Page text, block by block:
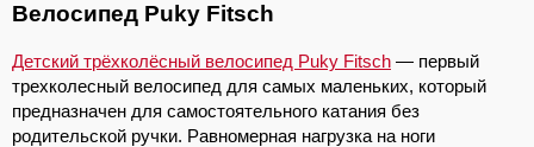
Велосипед Puky Fitsch
Детский трёхколёсный велосипед Puky Fitsch — первый
трехколесный велосипед для самых маленьких, который
предназначен для самостоятельного катания без
родительской ручки. Равномерная нагрузка на ноги